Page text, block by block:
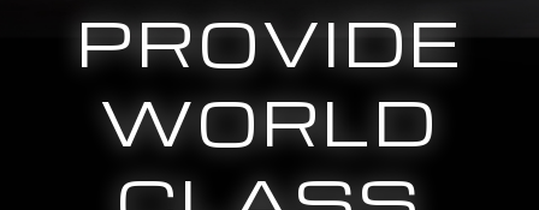
PROVIDE
WORLD